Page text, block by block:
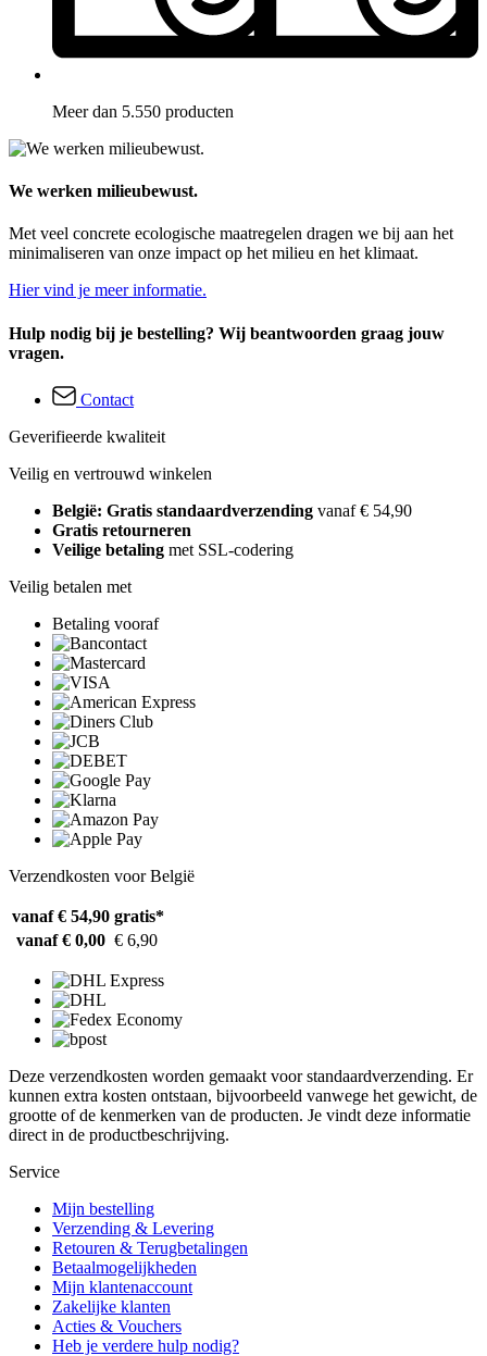
Meer dan 5.550 producten
We werken milieubewust.
Met veel concrete ecologische maatregelen dragen we bij aan het
minimaliseren van onze impact op het milieu en het klimaat.
Hier vind je meer informatie.
Hulp nodig bij je bestelling? Wij beantwoorden graag jouw
vragen.
Contact
Geverifieerde kwaliteit
Veilig en vertrouwd winkelen
België: Gratis standaardverzending vanaf € 54,90
Gratis retourneren
Veilige betaling met SSL-codering
Veilig betalen met
Betaling vooraf
Verzendkosten voor België
vanaf € 54,90 gratis*
vanaf € 0,00 € 6,90
Deze verzendkosten worden gemaakt voor standaardverzending. Er
kunnen extra kosten ontstaan, bijvoorbeeld vanwege het gewicht, de
grootte of de kenmerken van de producten. Je vindt deze informatie
direct in de productbeschrijving.
Service
Mijn bestelling
Verzending & Levering
Retouren & Terugbetalingen
Betaalmogelijkheden
Mijn klantenaccount
Zakelijke klanten
Acties & Vouchers
Heb je verdere hulp nodig?